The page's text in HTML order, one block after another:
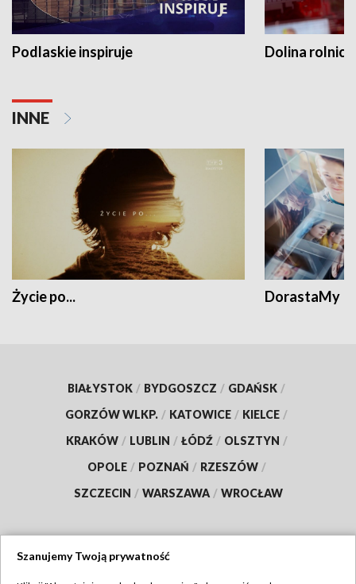
Podlaskie inspiruje Dolina
INNE
Życie po... DorastaMy
BIAŁYSTOK / BYDGOSZCZ / GDAŃSK /
GORZÓW WLKP. / KATOWICE / KIELCE /
KRAKÓW / LUBLIN / ŁÓDŹ / OLSZTYN /
OPOLE / POZNAŃ / RZESZÓW /
SZCZECIN / WARSZAWA / WROCŁAW
Szanujemy Twoją prywatność